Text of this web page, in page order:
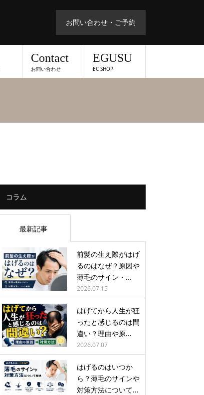
お問い合わせ・ご予約
Contact
お問い合わせ
EGUSU
EC SHOP
コラム
最新記事
前髪の生え際がはげ
るのはなぜ？原因や
薄毛のサイン・...
2026.07.15
はげてから人生が狂
ったと感じるのは間
違い？理由や原...
2026.07.07
はげるのはいつか
ら？薄毛のサインや
対策方法について...